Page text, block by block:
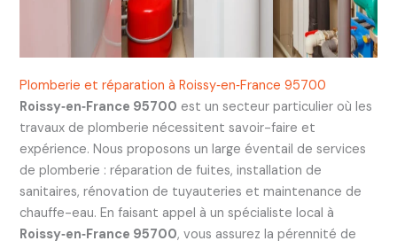
Plomberie et réparation à Roissy‑en‑France 95700
Roissy‑en‑France 95700 est un secteur particulier où les
travaux de plomberie nécessitent savoir-faire et
expérience. Nous proposons un large éventail de services
de plomberie : réparation de fuites, installation de
sanitaires, rénovation de tuyauteries et maintenance de
chauffe-eau. En faisant appel à un spécialiste local à
Roissy‑en‑France 95700, vous assurez la pérennité de